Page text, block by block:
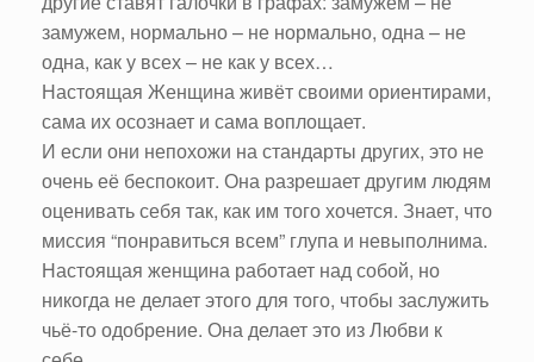
замужем, нормально – не нормально, одна – не
одна, как у всех – не как у всех…
Настоящая Женщина живёт своими ориентирами,
сама их осознает и сама воплощает.
И если они непохожи на стандарты других, это не
очень её беспокоит. Она разрешает другим людям
оценивать себя так, как им того хочется. Знает, что
миссия “понравиться всем” глупа и невыполнима.
Настоящая женщина работает над собой, но
никогда не делает этого для того, чтобы заслужить
чьё-то одобрение. Она делает это из Любви к